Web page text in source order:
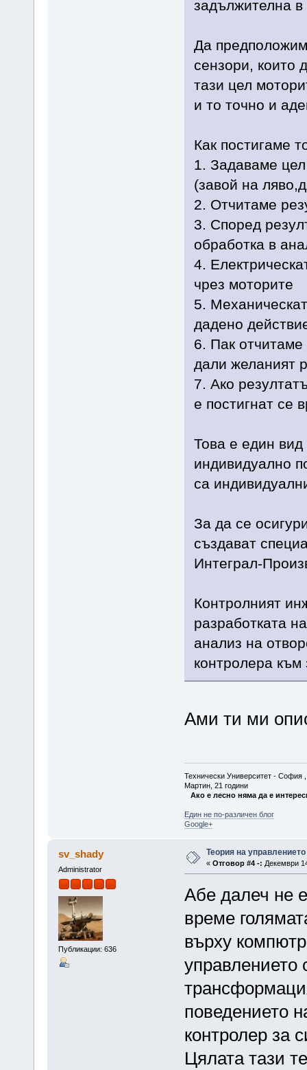
задължителна в
Да
сензори, които
тази цел
и то точно и
Как постигаме
1. Задаваме
(завой на
2. Отчитаме
3. Според
обработка в
4.
чрез моторите
5.
дадено
6. Пак
дали желаният
7. Ако
е постигнат се
Това е един вид
индивидуално
са
За да се
създават
Интеграл-
Контролният
разработката
анализ на
контролера към
Ами ти ми
Технически Университет - София
Мартин, 21 години
Ако е лесно няма да е
Един не по-различен блог
Google+
sv_shady
Administrator
Публикации: 636
Теория на управлението
« Отговор #4 -: Декември
Абе далеч не
време
върху
управлението
поведението
контролер за
Цялата тази